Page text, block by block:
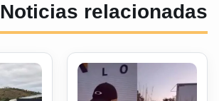
Noticias relacionadas